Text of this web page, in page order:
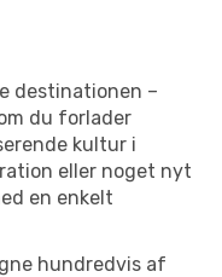
destinationen –
du forlader
kultur i
eller noget nyt
en enkelt
hundredvis af